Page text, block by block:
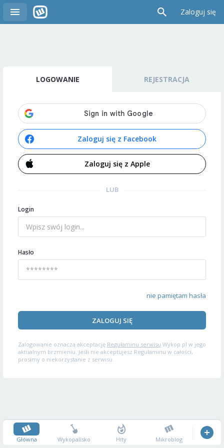
Zaloguj się
LOGOWANIE REJESTRACJA
Zaloguj się z Facebook
Zaloguj się z Apple
LUB
Login
Hasło
nie pamiętam hasła
ZALOGUJ SIĘ
Zalogowanie oznacza akceptację Regulaminu serwisu Wykop.pl w jego
aktualnym brzmieniu. Jeśli nie akceptujesz Regulaminu w całości,
prosimy o niekorzystanie z serwisu.
Główna Wykopalisko Hity Mikroblog